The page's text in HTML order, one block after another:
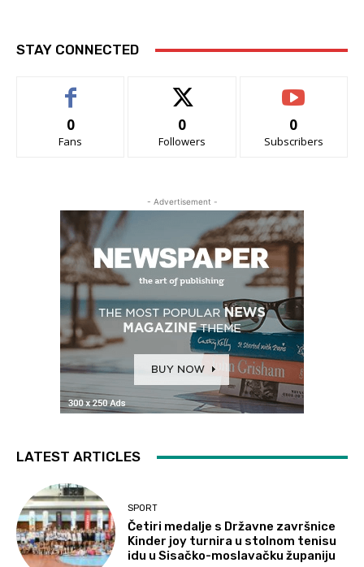
STAY CONNECTED
0
Fans
0
Followers
0
Subscribers
- Advertisement -
LATEST ARTICLES
SPORT
Četiri medalje s Državne završnice
Kinder joy turnira u stolnom tenisu
idu u Sisačko-moslavačku županiju